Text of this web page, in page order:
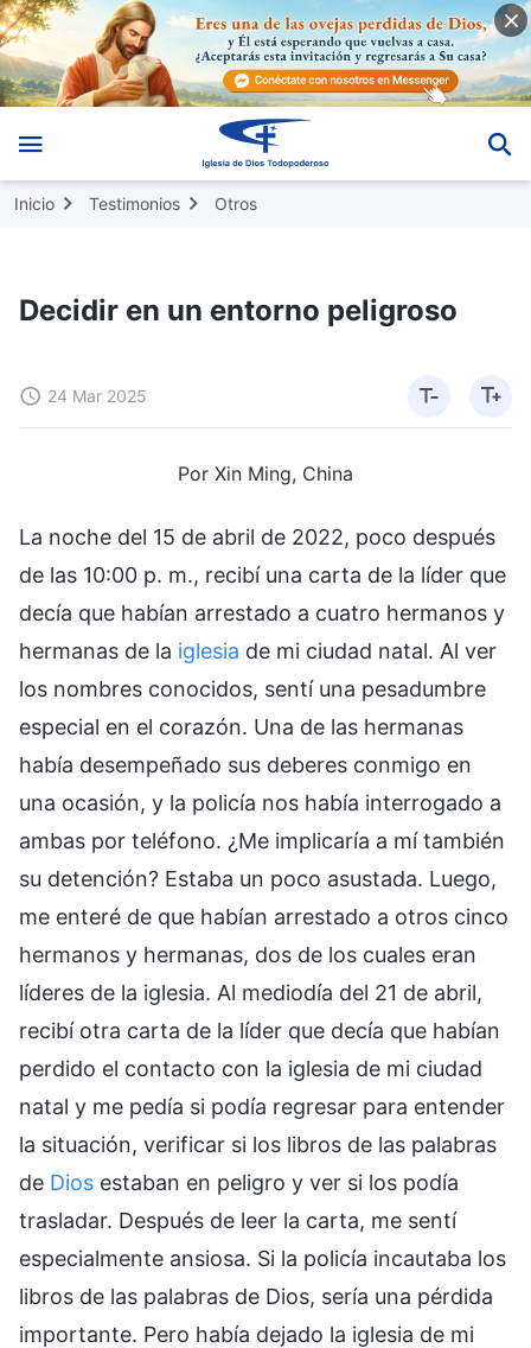
Inicio Testimonios Otros
Decidir en un entorno peligroso
24 Mar 2025
Por Xin Ming, China
La noche del 15 de abril de 2022, poco después
de las 10:00 p. m., recibí una carta de la líder que
decía que habían arrestado a cuatro hermanos y
hermanas de la iglesia de mi ciudad natal. Al ver
los nombres conocidos, sentí una pesadumbre
especial en el corazón. Una de las hermanas
había desempeñado sus deberes conmigo en
una ocasión, y la policía nos había interrogado a
ambas por teléfono. ¿Me implicaría a mí también
su detención? Estaba un poco asustada. Luego,
me enteré de que habían arrestado a otros cinco
hermanos y hermanas, dos de los cuales eran
líderes de la iglesia. Al mediodía del 21 de abril,
recibí otra carta de la líder que decía que habían
perdido el contacto con la iglesia de mi ciudad
natal y me pedía si podía regresar para entender
la situación, verificar si los libros de las palabras
de Dios estaban en peligro y ver si los podía
trasladar. Después de leer la carta, me sentí
especialmente ansiosa. Si la policía incautaba los
libros de las palabras de Dios, sería una pérdida
importante. Pero había dejado la iglesia de mi